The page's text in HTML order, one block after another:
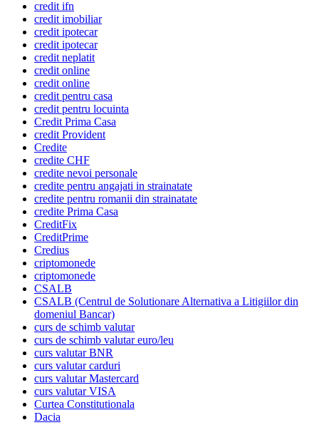
credit ifn
credit imobiliar
credit ipotecar
credit ipotecar
credit neplatit
credit online
credit online
credit pentru casa
credit pentru locuinta
Credit Prima Casa
credit Provident
Credite
credite CHF
credite nevoi personale
credite pentru angajati in strainatate
credite pentru romanii din strainatate
credite Prima Casa
CreditFix
CreditPrime
Credius
criptomonede
criptomonede
CSALB
CSALB (Centrul de Solutionare Alternativa a Litigiilor din
domeniul Bancar)
curs de schimb valutar
curs de schimb valutar euro/leu
curs valutar BNR
curs valutar carduri
curs valutar Mastercard
curs valutar VISA
Curtea Constitutionala
Dacia